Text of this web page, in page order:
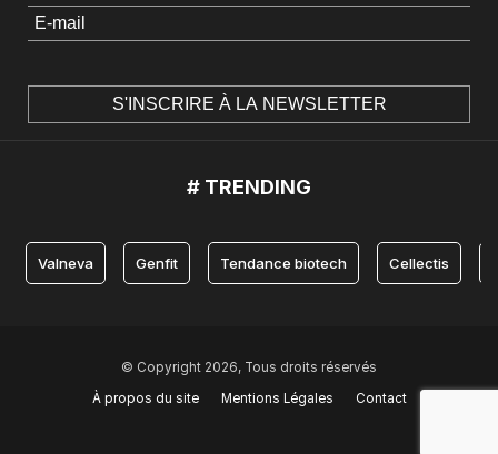
# TRENDING
Valneva Genfit Tendance biotech Cellectis
© Copyright 2026, Tous droits réservés
À propos du site
Mentions Légales Contact